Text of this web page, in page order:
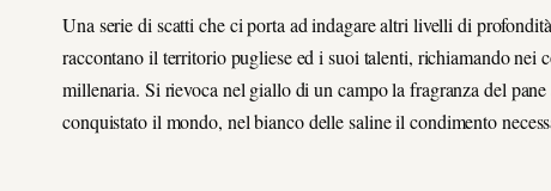
Una serie di scatti che ci porta ad indagare altri livelli di
raccontano il territorio pugliese ed i suoi talenti, richiamando
millenaria. Si rievoca nel giallo di un campo la fragranza del
conquistato il mondo, nel bianco delle saline il condimento